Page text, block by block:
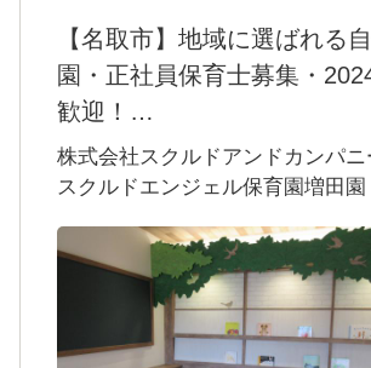
【名取市】地域に選ばれる
園・正社員保育士募集・
歓迎！
スクルドエンジェル保育園増田園
選
・「子育て支援とモンテッソーリ
奨」
・「新卒保育士・産休育休明け保
験保育士も活躍中」
株式会社スクルドアンドカンパニ
スクルドエンジェル保育園増田園